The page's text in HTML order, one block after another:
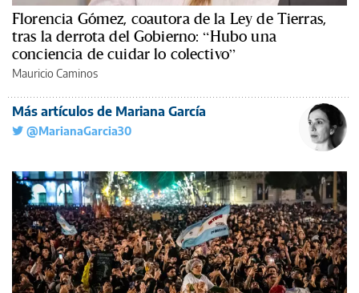
Florencia Gómez, coautora de la Ley de Tierras,
tras la derrota del Gobierno: “Hubo una
conciencia de cuidar lo colectivo”
Mauricio Caminos
Más artículos de Mariana García
@MarianaGarcia30